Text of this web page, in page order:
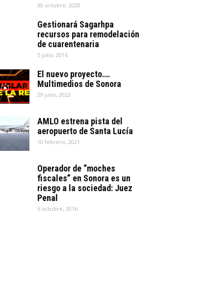
30 octubre, 2020
Gestionará Sagarhpa
recursos para remodelación
de cuarentenaria
5 julio, 2016
El nuevo proyecto….
Multimedios de Sonora
29 julio, 2022
AMLO estrena pista del
aeropuerto de Santa Lucía
10 febrero, 2021
Operador de “moches
fiscales” en Sonora es un
riesgo a la sociedad: Juez
Penal
6 octubre, 2016